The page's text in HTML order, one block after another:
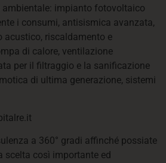
ambientale: impianto fotovoltaico
i consumi, antisismica avanzata,
riscaldamento e
di calore, ventilazione
per il filtraggio e la sanificazione
di ultima generazione, sistemi
a 360° gradi affinché possiate
scelta così importante ed